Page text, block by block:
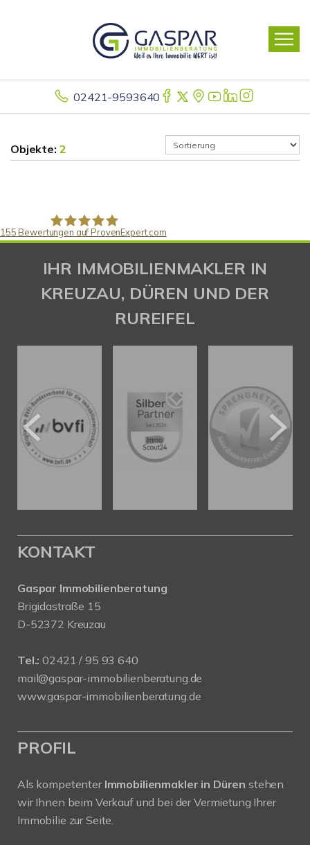
02421-9593640
Objekte: 2
Gaspar Immobilienberatung
155 Bewertungen auf ProvenExpert.com
IHR IMMOBILIENMAKLER IN
KREUZAU, DÜREN UND DER
RUREIFEL
KONTAKT
Gaspar Immobilienberatung
Brigidastraße 15
D-52372 Kreuzau
Tel.: 02421 / 95 93 640
mail@gaspar-immobilienberatung.de
www.gaspar-immobilienberatung.de
PROFIL
Als kompetenter Immobilienmakler in Düren stehen
wir Ihnen beim Verkauf und bei der Vermietung Ihrer
Immobilie zur Seite.